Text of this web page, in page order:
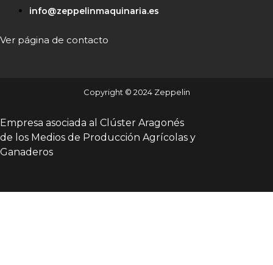
info@zeppelinmaquinaria.es
Ver página de contacto
Copyright © 2024 Zeppelin
Empresa asociada al Clúster Aragonés
de los Medios de Producción Agrícolas y
Ganaderos